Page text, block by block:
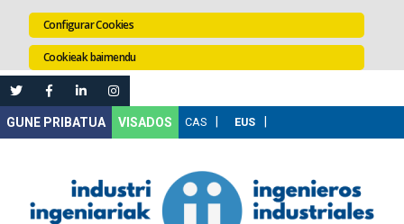
Configurar Cookies
Cookieak baimendu
VISADOS
Lanaren
Leihatila